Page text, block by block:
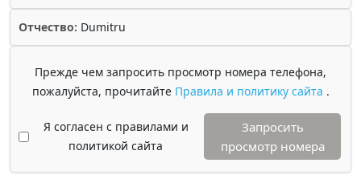
Отчество: Dumitru
Прежде чем запросить просмотр номера телефона,
пожалуйста, прочитайте Правила и политику сайта .
Я согласен с правилами и
политикой сайта
Запросить
просмотр номера